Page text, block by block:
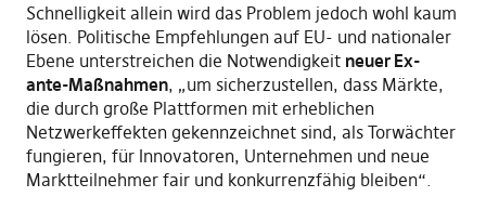
Schnelligkeit allein wird das Problem jedoch wohl kaum
lösen. Politische Empfehlungen auf EU- und nationaler
Ebene unterstreichen die Notwendigkeit neuer Ex-
ante-Maßnahmen, „um sicherzustellen, dass Märkte,
die durch große Plattformen mit erheblichen
Netzwerkeffekten gekennzeichnet sind, als Torwächter
fungieren, für Innovatoren, Unternehmen und neue
Marktteilnehmer fair und konkurrenzfähig bleiben“.